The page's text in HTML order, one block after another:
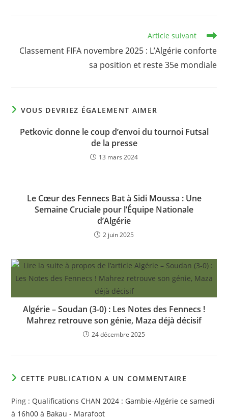
articles
Article suivant
Classement FIFA novembre 2025 : L’Algérie conforte
sa position et reste 35e mondiale
VOUS DEVRIEZ ÉGALEMENT AIMER
Petkovic donne le coup d’envoi du tournoi Futsal
de la presse
13 mars 2024
Le Cœur des Fennecs Bat à Sidi Moussa : Une
Semaine Cruciale pour l’Équipe Nationale
d’Algérie
2 juin 2025
Algérie – Soudan (3-0) : Les Notes des Fennecs !
Mahrez retrouve son génie, Maza déjà décisif
24 décembre 2025
CETTE PUBLICATION A UN COMMENTAIRE
Ping : Qualifications CHAN 2024 : Gambie-Algérie ce samedi
à 16h00 à Bakau - Marafoot